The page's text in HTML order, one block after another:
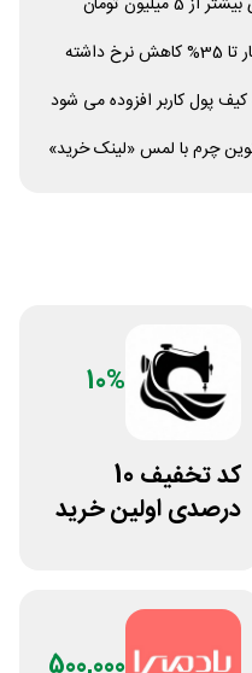
چرم با لمس «لینک خرید»
10%
کد تخفیف 10
درصدی اولین خرید